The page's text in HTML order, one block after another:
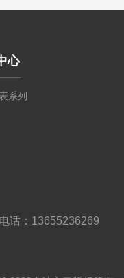
心
系列
话：13655236269